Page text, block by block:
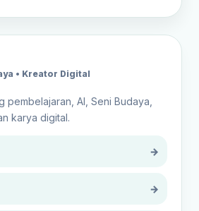
• Kreator Digital
pembelajaran, AI, Seni Budaya,
karya digital.
→
→